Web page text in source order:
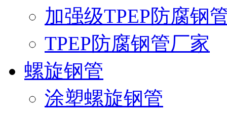
加强级TPEP防腐钢
TPEP防腐钢管厂家
螺旋钢管
涂塑螺旋钢管